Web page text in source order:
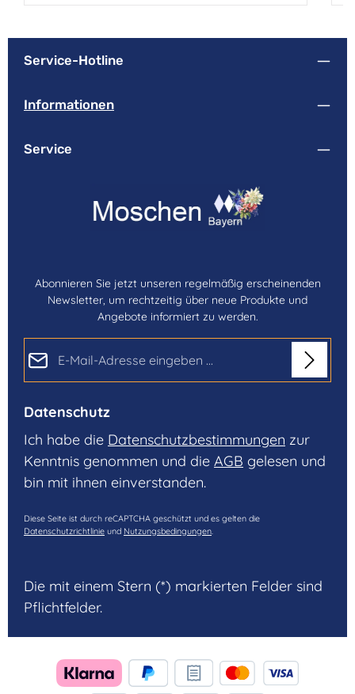
Service-Hotline
Informationen
Service
Abonnieren Sie jetzt unseren regelmäßig erscheinenden
Newsletter, um rechtzeitig über neue Produkte und
Angebote informiert zu werden.
Datenschutz
Ich habe die Datenschutzbestimmungen zur
Kenntnis genommen und die AGB gelesen und
bin mit ihnen einverstanden.
Diese Seite ist durch reCAPTCHA geschützt und es gelten die
Datenschutzrichtlinie und Nutzungsbedingungen.
Die mit einem Stern (*) markierten Felder sind
Pflichtfelder.